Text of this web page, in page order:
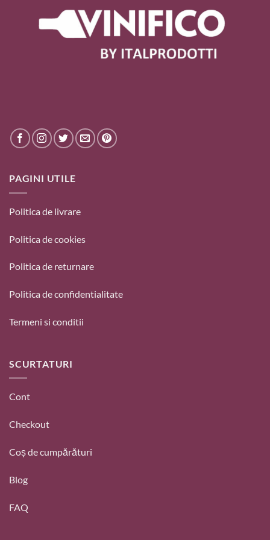
PAGINI UTILE
Politica de livrare
Politica de cookies
Politica de returnare
Politica de confidentialitate
Termeni si conditii
SCURTATURI
Cont
Checkout
Coș de cumpărături
Blog
FAQ